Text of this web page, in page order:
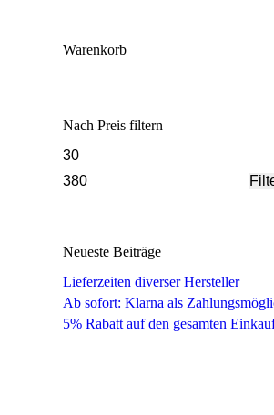
Warenkorb
Nach Preis filtern
Min.
Neueste Beiträge
Lieferzeiten diverser Hersteller
Ab sofort: Klarna als
5% Rabatt auf den gesamten